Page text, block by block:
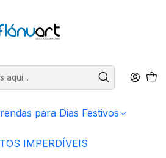
para Dias Festivos
IMPERDÍVEIS
Gráficos Placas Acrílico